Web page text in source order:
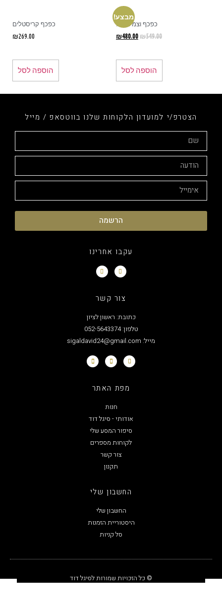
מבצע!
כפכף וצמיד רגל
₪549.00
₪480.00
הוספה לסל
כפכף קריסטלים
₪269.00
הוספה לסל
הצטרפ/י למועדון הלקוחות שלנו בווטסאפ / מייל
הרשמה
עקבו אחרינו
צור קשר
כתובת: ראשון לציון
טלפון: 052-5643374
מפת האתר
אודותי - סיגל דוד
סיפור המסע שלי
לקוחות מספרים
צור קשר
החשבון שלי
החשבון שלי
היסטוריית הזמנות
סל קניות
© כל הזכויות שמורות לסיגל דוד